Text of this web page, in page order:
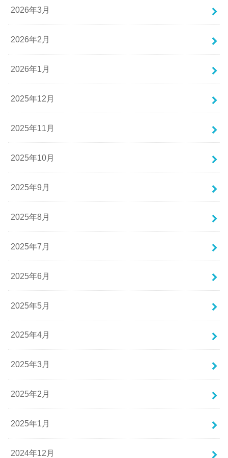
2026年3月
2026年2月
2026年1月
2025年12月
2025年11月
2025年10月
2025年9月
2025年8月
2025年7月
2025年6月
2025年5月
2025年4月
2025年3月
2025年2月
2025年1月
2024年12月